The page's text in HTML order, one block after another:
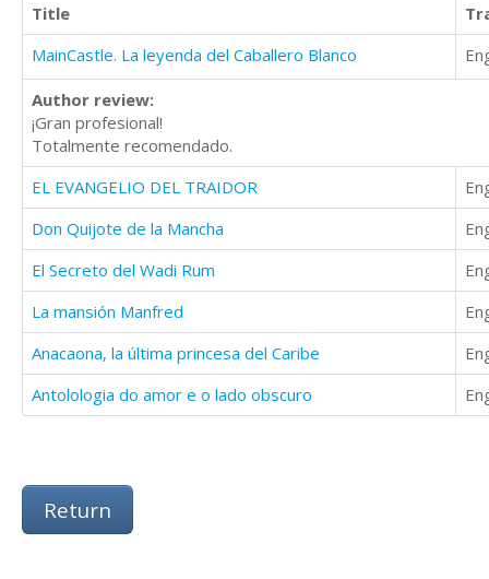
Title
MainCastle. La leyenda del Caballero Blanco
Author review:
¡Gran profesional!
Totalmente recomendado.
EL EVANGELIO DEL TRAIDOR
Don Quijote de la Mancha
El Secreto del Wadi Rum
La mansión Manfred
Anacaona, la última princesa del Caribe
Antolologia do amor e o lado obscuro
Return